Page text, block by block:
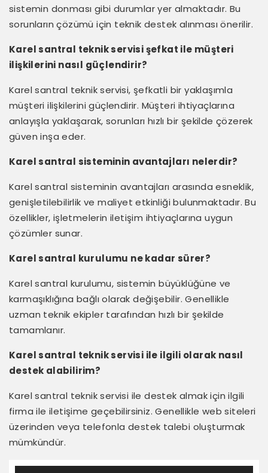
sistemin donması gibi durumlar yer almaktadır. Bu
sorunların çözümü için teknik destek alınması önerilir.
Karel santral teknik servisi şefkat ile müşteri
ilişkilerini nasıl güçlendirir?
Karel santral teknik servisi, şefkatli bir yaklaşımla
müşteri ilişkilerini güçlendirir. Müşteri ihtiyaçlarına
anlayışla yaklaşarak, sorunları hızlı bir şekilde çözerek
güven inşa eder.
Karel santral sisteminin avantajları nelerdir?
Karel santral sisteminin avantajları arasında esneklik,
genişletilebilirlik ve maliyet etkinliği bulunmaktadır. Bu
özellikler, işletmelerin iletişim ihtiyaçlarına uygun
çözümler sunar.
Karel santral kurulumu ne kadar sürer?
Karel santral kurulumu, sistemin büyüklüğüne ve
karmaşıklığına bağlı olarak değişebilir. Genellikle
uzman teknik ekipler tarafından hızlı bir şekilde
tamamlanır.
Karel santral teknik servisi ile ilgili olarak nasıl
destek alabilirim?
Karel santral teknik servisi ile destek almak için ilgili
firma ile iletişime geçebilirsiniz. Genellikle web siteleri
üzerinden veya telefonla destek talebi oluşturmak
mümkündür.